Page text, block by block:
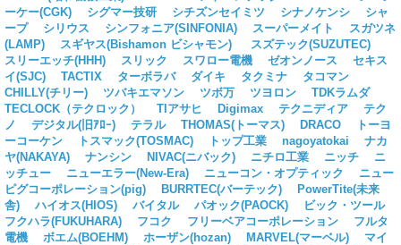
ーケー(CGK)
シグマー技研 シチズンセイミツ シナノケンシ
シャ
ープ
シリウス シンフォニア(SINFONIA) スーパーメイト
スガツネ
(LAMP)
スギヤス(Bishamon ビシャモン)
スズテック(SUZUTEC)
スリーエッチ(HHH)
スリック スワロー電機 ゼオンノース
セキス
イ(SJC)
TACTIX ターボラバ ダイキ タクミナ
タコマン
CHILLY(チリー)
ツバキエマソン ツボ万 ツヨロン
TDKラムダ
TECLOCK（テクロック）
TIアサヒ Digimax テクニディア
テク
ノ
デジタル(旧ｱﾛｰ) テラル THOMAS(トーマス) DRACO
トーヨ
ーコーケン
トスマック(TOSMAC) トップ工業 nagoyatokai
ナカ
ヤ(NAKAYA)
ナンシン NIVAC(ニバック) ニチロ工業 ニッチ
ニ
ッチュー
ニューエラー(New-Era) ニューコン・オプティック
ニュー
ピグコーポレーション(pig)
BURRTEC(バーテック)
PowerTite(未来
舎)
ハイオス(HIOS) バイタル パオック(PAOCK)
ビック・ツール
フクハラ(FUKUHARA)
フコク フリーベアコーポレーション
フルタ
電機
ボエム(BOEHM) ホーザン(hozan) MARVEL(マーベル)
マイ